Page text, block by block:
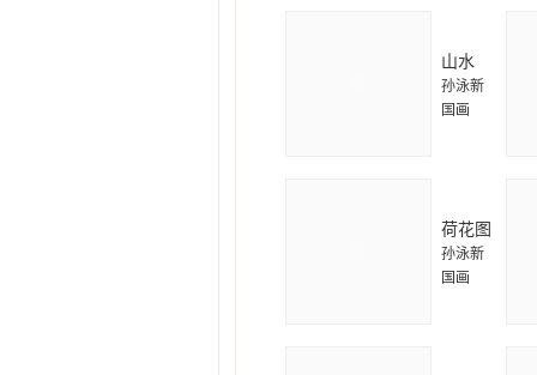
山水
孙泳新
国画
荷花图
孙泳新
国画